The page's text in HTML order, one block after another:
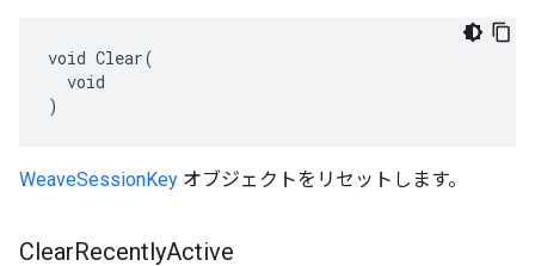
void Clear(
  void
)
WeaveSessionKey オブジェクトをリセットします。
ClearRecentlyActive